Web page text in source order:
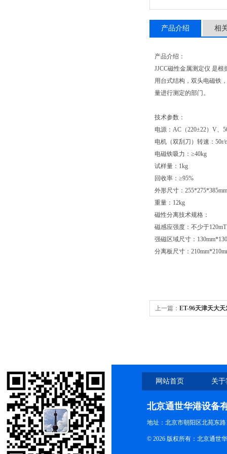
产品介绍 相
产品介绍：
JJCC磁性金属测定仪 是
用台式结构，双头电磁铁
量进行测定的部门。
技术参数：
电源：AC（220±22）V、
电机（双刮刀）转速：50r/
电磁铁吸力：≥40kg
试样量：1kg
回收率：≥95%
外形尺寸：255*275*385mm
重量：12kg
磁性分离技术规格：
磁感应强度：不少于120mT
强磁区域尺寸：
分离板尺寸：
上一篇： ET-96天津天大
网站首页 关
北京通世华港设备
地址：北京市朝阳区北苑东路
© 2026 版权所有：北京通世